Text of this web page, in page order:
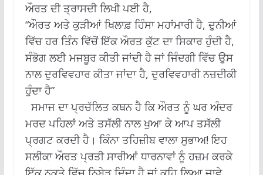
ਔਰਤ ਦੀ ਤ੍ਰਾਸਦੀ ਲਿਖੀ ਪਈ ਹੈ,
“ਔਰਤ ਅਤੇ ਕੁੜੀਆਂ ਖਿਲਾਫ਼ ਹਿੰਸਾ ਮਹਾਂਮਾਰੀ ਹੈ, ਦੁਨੀਆਂ
ਵਿੱਚ ਹਰ ਤਿੰਨ ਵਿੱਚੋਂ ਇੱਕ ਔਰਤ ਕੁੱਟ ਦਾ ਸਿਕਾਰ ਹੁੰਦੀ ਹੈ,
ਸੰਭੋਗ ਲਈ ਮਜਬੂਰ ਕੀਤੀ ਜਾਂਦੀ ਹੈ ਜਾਂ ਜਿੰਦਗੀ ਵਿੱਚ ਉਸ
ਨਾਲ ਦੁਰਵਿਵਹਾਰ ਕੀਤਾ ਜਾਂਦਾ ਹੈ, ਦੁਰਵਿਵਹਾਰੀ ਨਜ਼ਦੀਕੀ
ਹੁੰਦਾ ਹੈ”
ਸਮਾਜ ਦਾ ਪ੍ਰਚੱਲਿਤ ਕਥਨ ਹੈ ਕਿ ਔਰਤ ਨੂੰ ਘਰ ਅੰਦਰ
ਮਰਦ ਪਹਿਲਾਂ ਅਤੇ ਤਸੱਲੀ ਨਾਲ ਖੁਆ ਕੇ ਆਪ ਤਸੱਲੀ
ਪ੍ਰਗਟ ਕਰਦੀ ਹੈ। ਕਿੰਨਾ ਤਹਿਜ਼ੀਬ ਵਾਲਾ ਸੁਭਾਅ! ਇਹ
ਸਲੀਕਾ ਔਰਤ ਪ੍ਰਤੀ ਸਾਰੀਆਂ ਧਾਰਨਾਵਾਂ ਨੂੰ ਹਜ਼ਮ ਕਰਕੇ